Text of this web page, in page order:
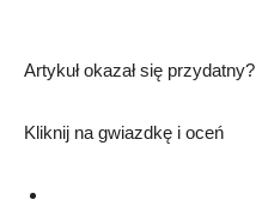
Artykuł okazał się przydatny?
Kliknij na gwiazdkę i oceń